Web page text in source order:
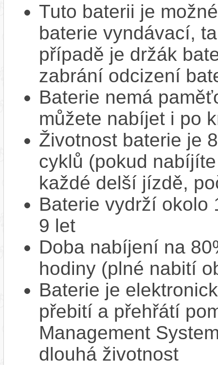
Tuto baterii je
baterie vyndávací,
případě je držák
zabrání odcizení
Baterie nemá
můžete nabíjet i po
Životnost baterie je
cyklů (pokud
každé delší jízdě,
Baterie vydrží okolo
9 let
Doba nabíjení na
hodiny (plné nabití
Baterie je
přebití a přehřátí
Management
dlouhá životnost